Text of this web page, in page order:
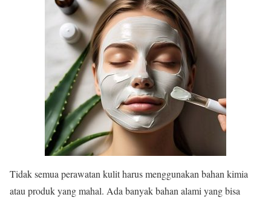
Tidak semua perawatan kulit harus menggunakan bahan kimia
atau produk yang mahal. Ada banyak bahan alami yang bisa